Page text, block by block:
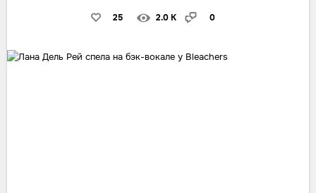
25 2.0 K 0